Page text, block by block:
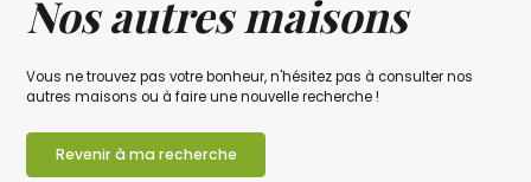
Nos autres maisons
Vous ne trouvez pas votre bonheur, n'hésitez pas à consulter nos
autres maisons ou à faire une nouvelle recherche !
Revenir à ma recherche